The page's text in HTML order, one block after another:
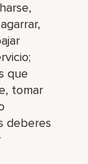
que
tomar
deberes